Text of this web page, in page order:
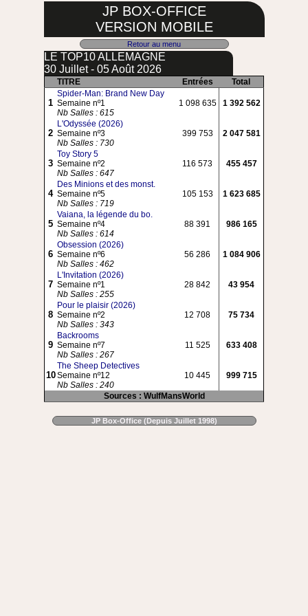
JP BOX-OFFICE
VERSION MOBILE
Retour au menu
LE TOP10 ALLEMAGNE
30 Juillet - 05 Août 2026
TITRE Entrées Total
1
Spider-Man: Brand New Day
Semaine nº1
Nb Salles : 615
1 098 635 1 392 562
2
L'Odyssée (2026)
Semaine nº3
Nb Salles : 730
399 753 2 047 581
3
Toy Story 5
Semaine nº2
Nb Salles : 647
116 573 455 457
4
Des Minions et des monst.
Semaine nº5
Nb Salles : 719
105 153 1 623 685
5
Vaiana, la légende du bo.
Semaine nº4
Nb Salles : 614
88 391 986 165
6
Obsession (2026)
Semaine nº6
Nb Salles : 462
56 286 1 084 906
7
L'Invitation (2026)
Semaine nº1
Nb Salles : 255
28 842 43 954
8
Pour le plaisir (2026)
Semaine nº2
Nb Salles : 343
12 708 75 734
9
Backrooms
Semaine nº7
Nb Salles : 267
11 525 633 408
10
The Sheep Detectives
Semaine nº12
Nb Salles : 240
10 445 999 715
Sources : WulfMansWorld
JP Box-Office (Depuis Juillet 1998)